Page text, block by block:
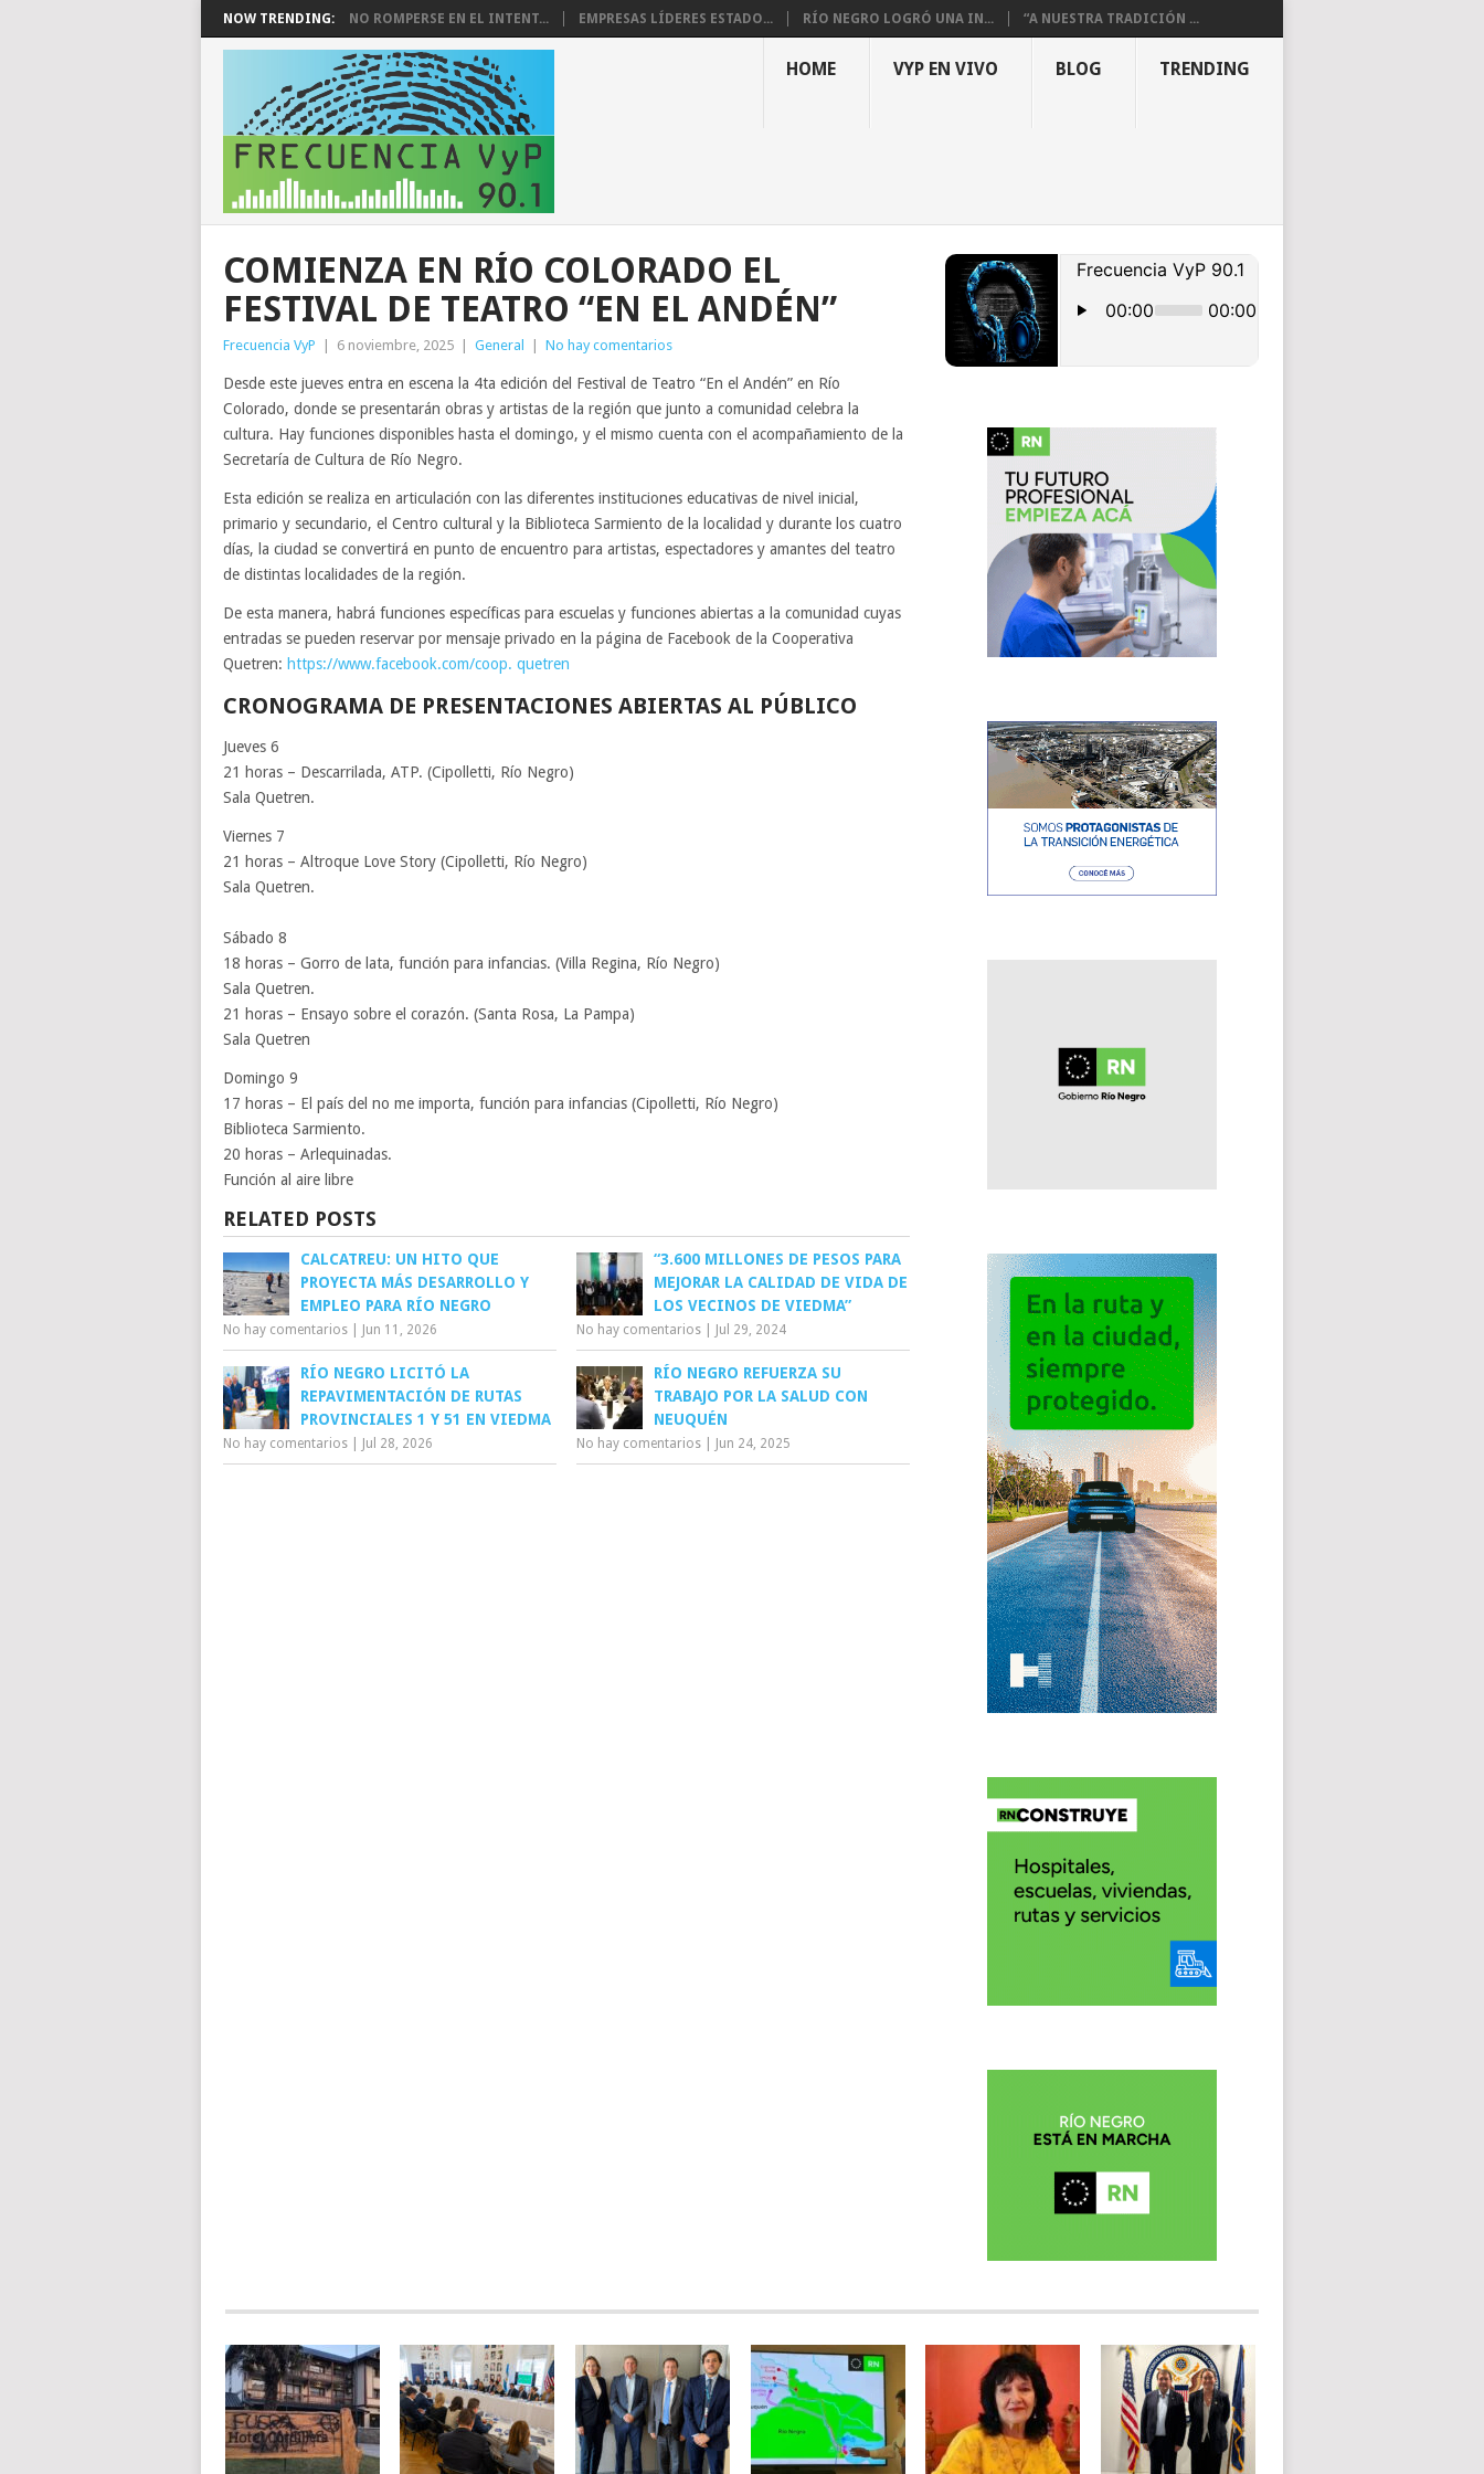
NOW TRENDING: NO ROMPERSE EN EL INTENT... EMPRESAS LÍDERES ESTADO... RÍO NEGRO LOGRÓ UNA IN... “A NUESTRA TRADICIÓN ...
HOME VYP EN VIVO BLOG TRENDING
COMIENZA EN RÍO COLORADO EL
FESTIVAL DE TEATRO “EN EL ANDÉN”
Frecuencia VyP 6 noviembre, 2025 General No hay comentarios
Desde este jueves entra en escena la 4ta edición del Festival de Teatro “En el Andén” en Río
Colorado, donde se presentarán obras y artistas de la región que junto a comunidad celebra la
cultura. Hay funciones disponibles hasta el domingo, y el mismo cuenta con el acompañamiento de la
Secretaría de Cultura de Río Negro.
Esta edición se realiza en articulación con las diferentes instituciones educativas de nivel inicial,
primario y secundario, el Centro cultural y la Biblioteca Sarmiento de la localidad y durante los cuatro
días, la ciudad se convertirá en punto de encuentro para artistas, espectadores y amantes del teatro
de distintas localidades de la región.
De esta manera, habrá funciones específicas para escuelas y funciones abiertas a la comunidad cuyas
entradas se pueden reservar por mensaje privado en la página de Facebook de la Cooperativa
Quetren: https://www.facebook.com/coop. quetren
CRONOGRAMA DE PRESENTACIONES ABIERTAS AL PÚBLICO
Jueves 6
21 horas – Descarrilada, ATP. (Cipolletti, Río Negro)
Sala Quetren.
Viernes 7
21 horas – Altroque Love Story (Cipolletti, Río Negro)
Sala Quetren.
Sábado 8
18 horas – Gorro de lata, función para infancias. (Villa Regina, Río Negro)
Sala Quetren.
21 horas – Ensayo sobre el corazón. (Santa Rosa, La Pampa)
Sala Quetren
Domingo 9
17 horas – El país del no me importa, función para infancias (Cipolletti, Río Negro)
Biblioteca Sarmiento.
20 horas – Arlequinadas.
Función al aire libre
RELATED POSTS
CALCATREU: UN HITO QUE
PROYECTA MÁS DESARROLLO Y
EMPLEO PARA RÍO NEGRO
No hay comentarios Jun 11, 2026
“3.600 MILLONES DE PESOS PARA
MEJORAR LA CALIDAD DE VIDA DE
LOS VECINOS DE VIEDMA”
No hay comentarios Jul 29, 2024
RÍO NEGRO LICITÓ LA
REPAVIMENTACIÓN DE RUTAS
PROVINCIALES 1 Y 51 EN VIEDMA
No hay comentarios Jul 28, 2026
RÍO NEGRO REFUERZA SU
TRABAJO POR LA SALUD CON
NEUQUÉN
No hay comentarios Jun 24, 2025